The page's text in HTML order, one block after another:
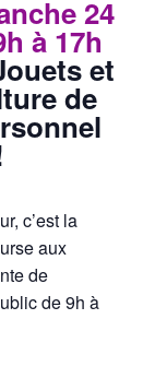
24
à 17h
et
de
c’est la
aux
de
de 9h à